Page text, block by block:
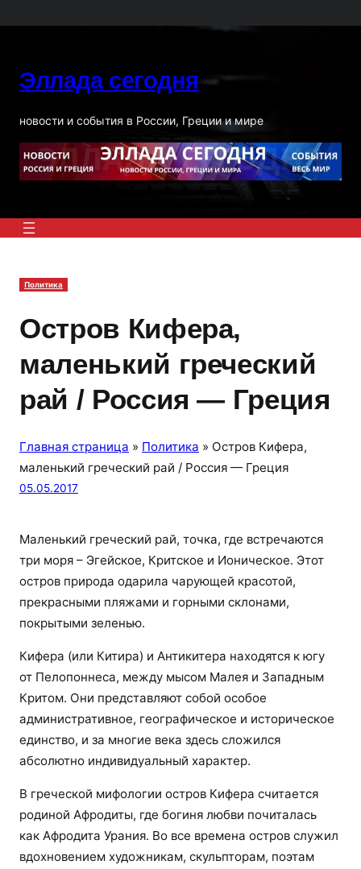
к
Эллада сегодня
новости и события в России, Греции и мире
Политика
Остров Кифера,
маленький греческий
рай / Россия — Греция
Главная страница » Политика » Остров Кифера,
маленький греческий рай / Россия — Греция
05.05.2017
Маленький греческий рай, точка, где встречаются
три моря – Эгейское, Критское и Ионическое. Этот
остров природа одарила чарующей красотой,
прекрасными пляжами и горными склонами,
покрытыми зеленью.
Кифера (или Китира) и Антикитера находятся к югу
от Пелопоннеса, между мысом Малея и Западным
Критом. Они представляют собой особое
административное, географическое и историческое
единство, и за многие века здесь сложился
абсолютно индивидуальный характер.
В греческой мифологии остров Кифера считается
родиной Афродиты, где богиня любви почиталась
как Афродита Урания. Во все времена остров служил
вдохновением художникам, скульпторам, поэтам